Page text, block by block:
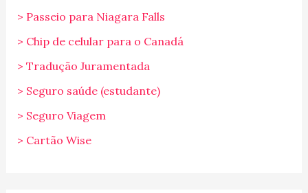
> Passeio para Niagara Falls
> Chip de celular para o Canadá
> Tradução Juramentada
> Seguro saúde (estudante)
> Seguro Viagem
> Cartão Wise